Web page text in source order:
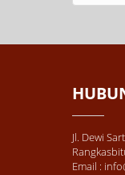
Jl. Dewi
Email :